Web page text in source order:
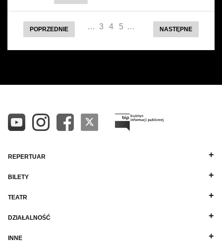
POPRZEDNIE … 3 4 5 … NASTĘPNE
REPERTUAR
BILETY
TEATR
DZIAŁALNOŚĆ
INNE